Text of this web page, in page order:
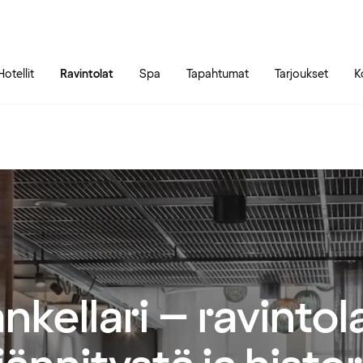
Ravintolat Spa Tapahtumat Tarjoukset
–